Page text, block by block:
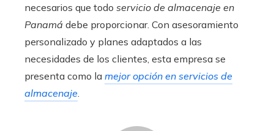
necesarios que todo servicio de almacenaje en
Panamá debe proporcionar. Con asesoramiento
personalizado y planes adaptados a las
necesidades de los clientes, esta empresa se
presenta como la mejor opción en servicios de
almacenaje